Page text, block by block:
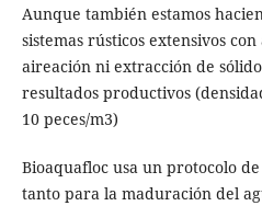
Aunque también estamos
sistemas rústicos extensivos
aireación ni extracción de
resultados productivos
10 peces/m3)
Bioaquafloc usa un protocolo
tanto para la maduración del